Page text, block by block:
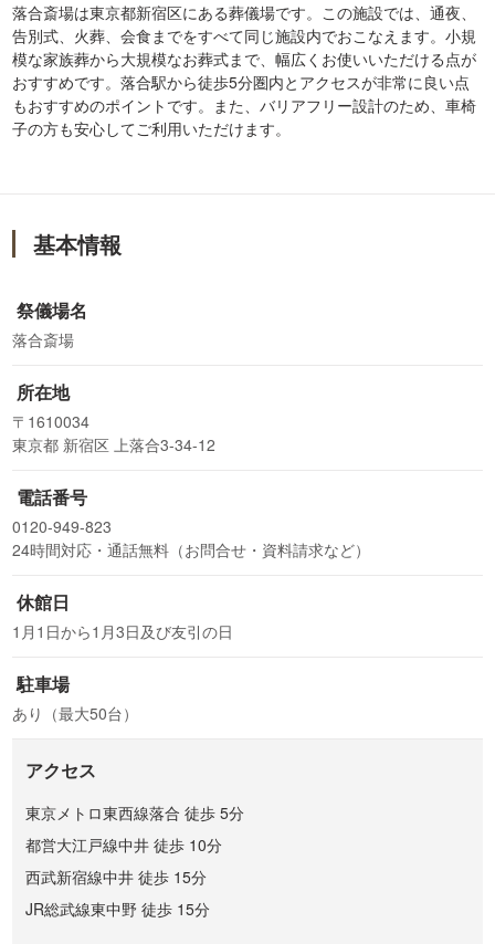
落合斎場は東京都新宿区にある葬儀場です。この施設では、通夜、
告別式、火葬、会食までをすべて同じ施設内でおこなえます。小規
模な家族葬から大規模なお葬式まで、幅広くお使いいただける点が
おすすめです。落合駅から徒歩5分圏内とアクセスが非常に良い点
もおすすめのポイントです。また、バリアフリー設計のため、車椅
子の方も安心してご利用いただけます。
基本情報
祭儀場名
落合斎場
所在地
〒1610034
東京都 新宿区 上落合3-34-12
電話番号
0120-949-823
24時間対応・通話無料（お問合せ・資料請求など）
休館日
1月1日から1月3日及び友引の日
駐車場
あり（最大50台）
アクセス
東京メトロ東西線落合 徒歩 5分
都営大江戸線中井 徒歩 10分
西武新宿線中井 徒歩 15分
JR総武線東中野 徒歩 15分